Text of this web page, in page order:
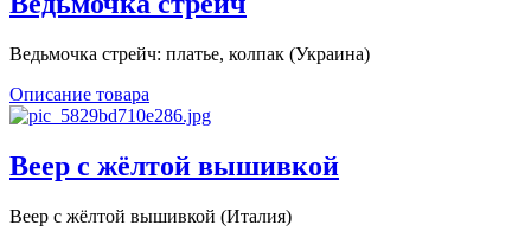
Ведьмочка стрейч: платье, колпак (Украина)
Описание товара
Веер с жёлтой вышивкой
Веер с жёлтой вышивкой (Италия)